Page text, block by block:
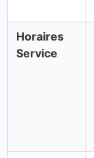
Horaires
Service